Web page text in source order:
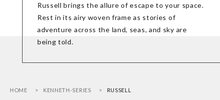
Russell brings the allure of escape to your space.
Rest in its airy woven frame as stories of
adventure across the land, seas, and sky are
being told.
HOME KENNETH-SERIES RUSSELL